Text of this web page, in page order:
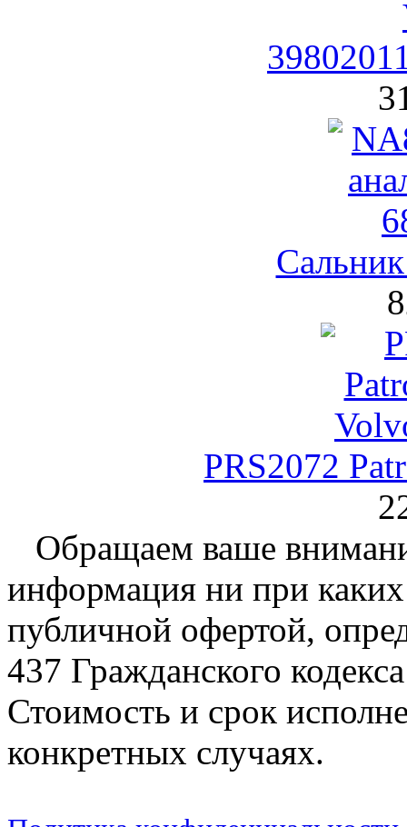
PRS2072
Обращаем ваше
информация ни при каких
публичной офертой,
437 Гражданского
Стоимость и срок
конкретных случаях.